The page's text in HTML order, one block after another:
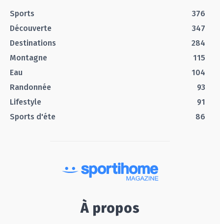
Sports
376
Découverte
347
Destinations
284
Montagne
115
Eau
104
Randonnée
93
Lifestyle
91
Sports d'éte
86
À propos